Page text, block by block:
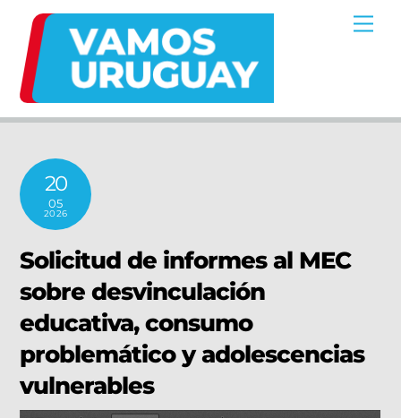
content
20
05
2026
Solicitud de informes al MEC
sobre desvinculación
educativa, consumo
problemático y adolescencias
vulnerables